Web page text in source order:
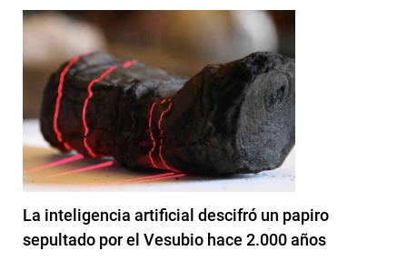
La inteligencia artificial descifró un papiro
sepultado por el Vesubio hace 2.000 años